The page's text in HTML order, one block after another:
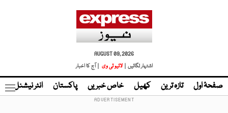
AUGUST 09, 2026
اشتہار لگائیں |
لائیو ٹی وی | آج کا اخبار
صفحۂ اول تازہ ترین کھیل خاص خبریں پاکستان انٹر نیشنل